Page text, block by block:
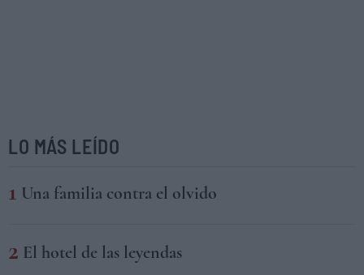
LO MÁS LEÍDO
Una familia contra el olvido
El hotel de las leyendas